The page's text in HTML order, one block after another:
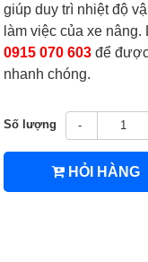
giúp duy trì nhiệt độ
làm việc của xe
0915 070 603 để
nhanh chóng.
Số lượng -
HỎI HÀNG